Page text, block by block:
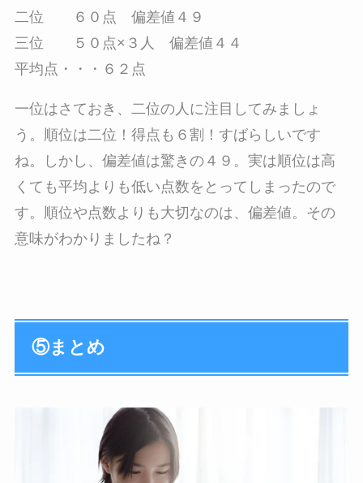
二位 ６０点 偏差値４９
三位 ５０点×３人 偏差値４４
平均点・・・６２点
一位はさておき、二位の人に注目してみましょ
う。順位は二位！得点も６割！すばらしいです
ね。しかし、偏差値は驚きの４９。実は順位は高
くても平均よりも低い点数をとってしまったので
す。順位や点数よりも大切なのは、偏差値。その
意味がわかりましたね？
⑤まとめ